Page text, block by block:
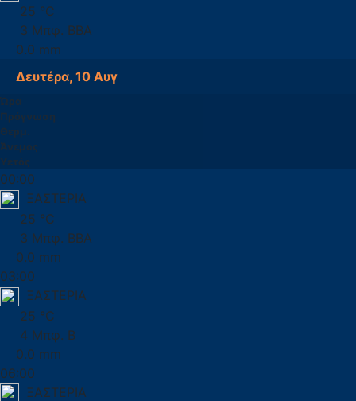
25 °C
3 Μπφ. ΒΒΑ
0.0 mm
Δευτέρα, 10 Αυγ
Ώρα
Πρόγνωση
Θερμ.
Άνεμος
Υετός
00:00
ΞΑΣΤΕΡΙΑ
25 °C
3 Μπφ. ΒΒΑ
0.0 mm
03:00
ΞΑΣΤΕΡΙΑ
25 °C
4 Μπφ. Β
0.0 mm
06:00
ΞΑΣΤΕΡΙΑ